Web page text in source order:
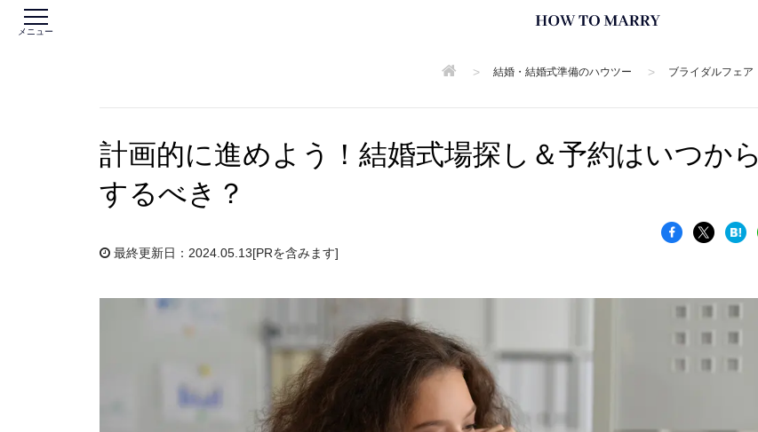
メニュー
> 結婚・結婚式準備のハウツー > ブライダルフェア
計画的に進めよう！結婚式場探し＆予約はいつから
するべき？
最終更新日：2024.05.13[PRを含みます]